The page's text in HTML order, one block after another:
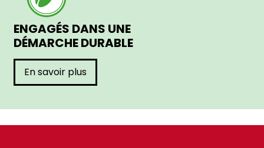
ENGAGÉS DANS UNE
DÉMARCHE DURABLE
En savoir plus